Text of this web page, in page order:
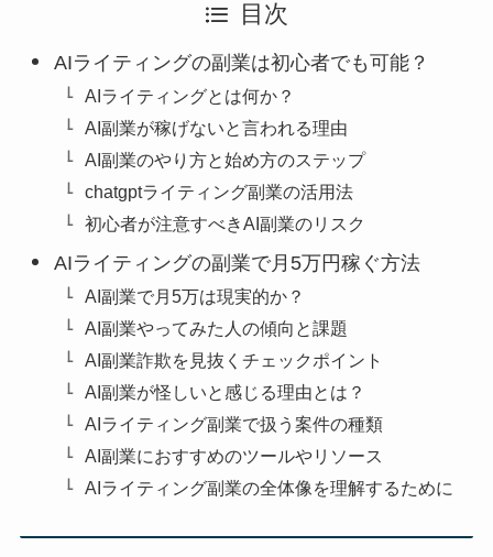
目次
AIライティングの副業は初心者でも可能？
AIライティングとは何か？
AI副業が稼げないと言われる理由
AI副業のやり方と始め方のステップ
chatgptライティング副業の活用法
初心者が注意すべきAI副業のリスク
AIライティングの副業で月5万円稼ぐ方法
AI副業で月5万は現実的か？
AI副業やってみた人の傾向と課題
AI副業詐欺を見抜くチェックポイント
AI副業が怪しいと感じる理由とは？
AIライティング副業で扱う案件の種類
AI副業におすすめのツールやリソース
AIライティング副業の全体像を理解するために